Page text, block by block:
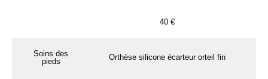
40 €
Soins des
pieds
Orthèse silicone écarteur orteil fin